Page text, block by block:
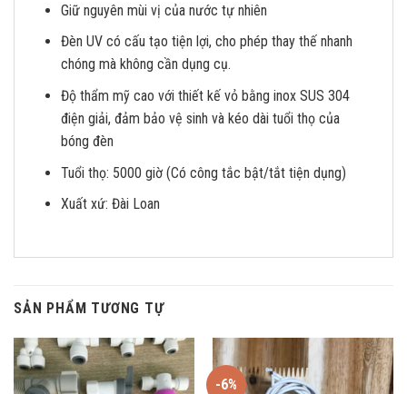
Giữ nguyên mùi vị của nước tự nhiên
Đèn UV có cấu tạo tiện lợi, cho phép thay thế nhanh
chóng mà không cần dụng cụ.
Độ thẩm mỹ cao với thiết kế vỏ bằng inox SUS 304
điện giải, đảm bảo vệ sinh và kéo dài tuổi thọ của
bóng đèn
Tuổi thọ: 5000 giờ (Có công tắc bật/tắt tiện dụng)
Xuất xứ: Đài Loan
SẢN PHẨM TƯƠNG TỰ
-6%